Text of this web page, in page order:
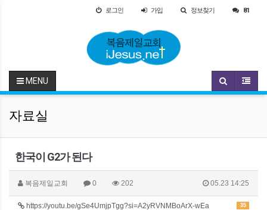
로그인 가입 정보찾기 81
MENU
자료실
한국이 G2가 된다
복음제일교회 0 202 05.23 14:25
35
https://youtu.be/gSe4UmjpTgg?si=A2yRVNMBoArX-wEa